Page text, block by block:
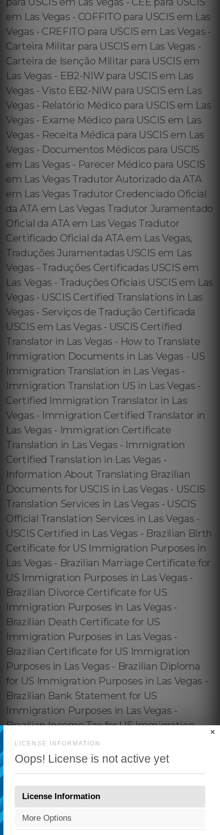
LICENSE INFORMATION
Oops! License is not active yet
×
License Information
More Options